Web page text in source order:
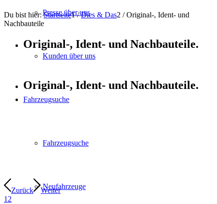
Presse über uns
Kunden über uns
Fahrzeugsuche
Fahrzeugsuche
Neufahrzeuge
Du bist hier: Startseite1 / Dies & Das2 / Original-, Ident- und
Nachbauteile
Original-, Ident- und Nachbauteile.
Original-, Ident- und Nachbauteile.
Zurück
Weiter
1 2